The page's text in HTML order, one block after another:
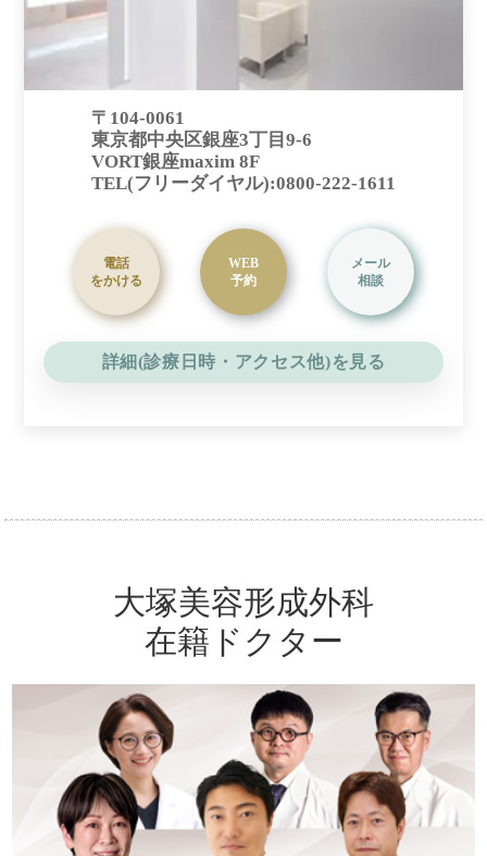
〒104-0061
東京都中央区銀座3丁目9-6
VORT銀座maxim 8F
TEL(フリーダイヤル):0800-222-1611
電話
をかける
WEB
予約
メール
相談
詳細(診療日時・アクセス他)を見る
大塚美容形成外科
在籍ドクター